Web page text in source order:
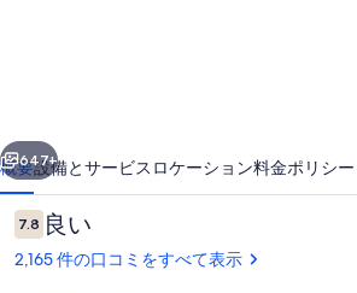
マ
レ
ー
の
次へ
647+
概要設備とサービス ロケーション料金ポリシー
口
コ
ミ
7.810段階中7.8
良い
2,165 件の口コミをすべて表示